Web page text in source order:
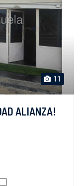
11
ALIANZA!